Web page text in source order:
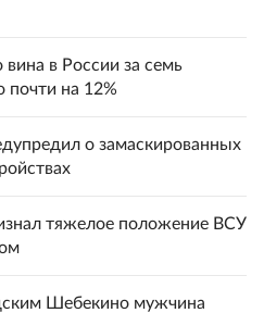
вина в России за семь
почти на 12%
о замаскированных
тяжелое положение ВСУ
Шебекино мужчина